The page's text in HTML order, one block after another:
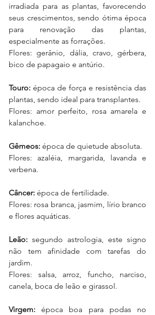
irradiada para as plantas, favorecendo
seus crescimentos, sendo ótima época
para renovação das plantas,
especialmente as forrações.
Flores: gerânio, dália, cravo, gérbera,
bico de papagaio e antúrio.
Touro: época de força e resistência das
plantas, sendo ideal para transplantes.
Flores: amor perfeito, rosa amarela e
kalanchoe.
Gêmeos: época de quietude absoluta.
Flores: azaléia, margarida, lavanda e
verbena.
Câncer: época de fertilidade.
Flores: rosa branca, jasmim, lírio branco
e flores aquáticas.
Leão: segundo astrologia, este signo
não tem afinidade com tarefas do
jardim.
Flores: salsa, arroz, funcho, narciso,
canela, boca de leão e girassol.
Virgem: época boa para podas no